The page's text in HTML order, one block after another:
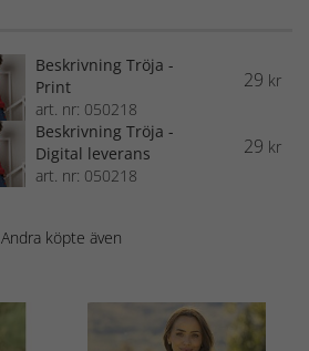
Beskrivning Tröja -
Print
art. nr: 050218
29 kr
Beskrivning Tröja -
Digital leverans
art. nr: 050218
29 kr
Andra köpte även